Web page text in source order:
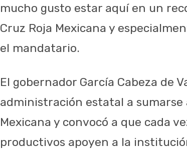
mucho gusto estar aquí en un
Cruz Roja Mexicana y
el mandatario.
El gobernador García Cabeza de
administración estatal a sumarse
Mexicana y convocó a que cada
productivos apoyen a la